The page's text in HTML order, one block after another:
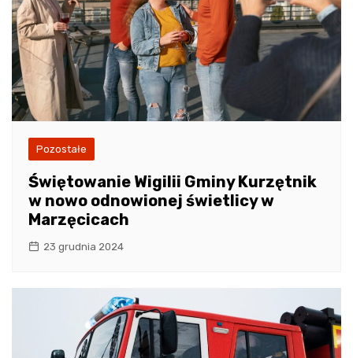
Pozostałe
Świętowanie Wigilii Gminy Kurzętnik
w nowo odnowionej świetlicy w
Marzęcicach
23 grudnia 2024